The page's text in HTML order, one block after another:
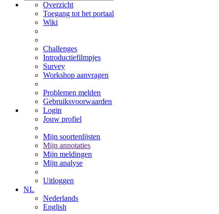
Overzicht
Toegang tot het portaal
Wiki
Challenges
Introductiefilmpjes
Survey
Workshop aanvragen
Problemen melden
Gebruiksvoorwaarden
Login
Jouw profiel
Mijn soortenlijsten
Mijn annotaties
Mijn meldingen
Mijn analyse
Uitloggen
NL
Nederlands
English